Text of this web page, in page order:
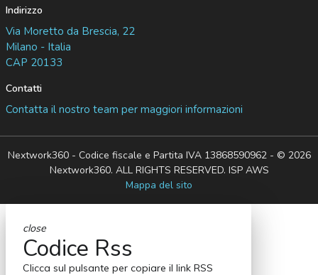
Indirizzo
Via Moretto da Brescia, 22
Milano - Italia
CAP 20133
Contatti
Contatta il nostro team per maggiori informazioni
Nextwork360 - Codice fiscale e Partita IVA 13868590962 - © 2026
Nextwork360. ALL RIGHTS RESERVED. ISP AWS
Mappa del sito
close
Codice Rss
Clicca sul pulsante per copiare il link RSS